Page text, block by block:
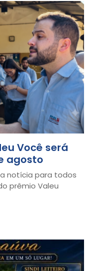
Você será
agosto
notícia para todos
prêmio Valeu